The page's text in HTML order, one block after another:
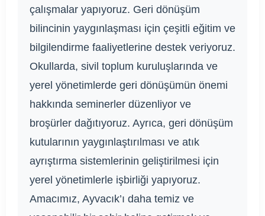
çalışmalar yapıyoruz. Geri dönüşüm
bilincinin yaygınlaşması için çeşitli eğitim ve
bilgilendirme faaliyetlerine destek veriyoruz.
Okullarda, sivil toplum kuruluşlarında ve
yerel yönetimlerde geri dönüşümün önemi
hakkında seminerler düzenliyor ve
broşürler dağıtıyoruz. Ayrıca, geri dönüşüm
kutularının yaygınlaştırılması ve atık
ayrıştırma sistemlerinin geliştirilmesi için
yerel yönetimlerle işbirliği yapıyoruz.
Amacımız, Ayvacık’ı daha temiz ve